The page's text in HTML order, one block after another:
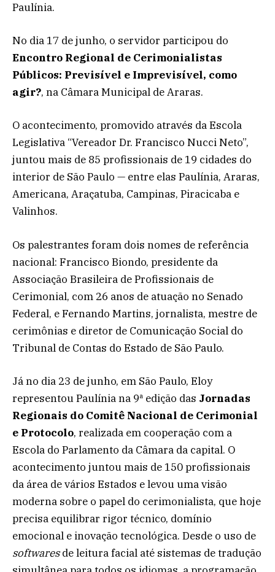
Paulínia.
No dia 17 de junho, o servidor participou do
Encontro Regional de Cerimonialistas
Públicos: Previsível e Imprevisível, como
agir?, na Câmara Municipal de Araras.
O acontecimento, promovido através da Escola
Legislativa “Vereador Dr. Francisco Nucci Neto”,
juntou mais de 85 profissionais de 19 cidades do
interior de São Paulo — entre elas Paulínia, Araras,
Americana, Araçatuba, Campinas, Piracicaba e
Valinhos.
Os palestrantes foram dois nomes de referência
nacional: Francisco Biondo, presidente da
Associação Brasileira de Profissionais de
Cerimonial, com 26 anos de atuação no Senado
Federal, e Fernando Martins, jornalista, mestre de
cerimônias e diretor de Comunicação Social do
Tribunal de Contas do Estado de São Paulo.
Já no dia 23 de junho, em São Paulo, Eloy
representou Paulínia na 9ª edição das Jornadas
Regionais do Comitê Nacional de Cerimonial
e Protocolo, realizada em cooperação com a
Escola do Parlamento da Câmara da capital. O
acontecimento juntou mais de 150 profissionais
da área de vários Estados e levou uma visão
moderna sobre o papel do cerimonialista, que hoje
precisa equilibrar rigor técnico, domínio
emocional e inovação tecnológica. Desde o uso de
softwaresde leitura facial até sistemas de tradução